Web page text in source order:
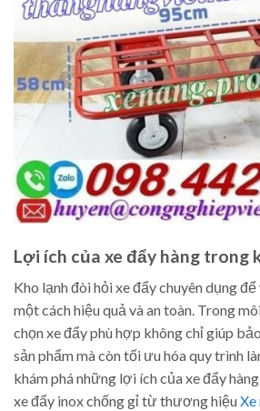
Lợi ích của xe đẩy hàng trong
Kho lạnh đòi hỏi xe đẩy chuyên dụng
một cách hiệu quả và an toàn. Trong
chọn xe đẩy phù hợp không chỉ giúp
sản phẩm mà còn tối ưu hóa quy trình
khám phá những lợi ích của xe đẩy
xe đẩy inox chống gỉ từ thương hiệuXe